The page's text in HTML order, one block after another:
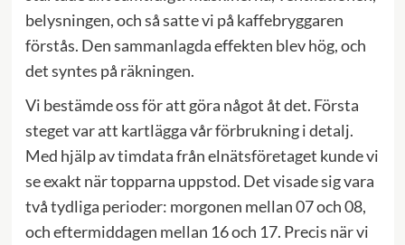
belysningen, och så satte vi på kaffebryggaren
förstås. Den sammanlagda effekten blev hög, och
det syntes på räkningen.
Vi bestämde oss för att göra något åt det. Första
steget var att kartlägga vår förbrukning i detalj.
Med hjälp av timdata från elnätsföretaget kunde vi
se exakt när topparna uppstod. Det visade sig vara
två tydliga perioder: morgonen mellan 07 och 08,
och eftermiddagen mellan 16 och 17. Precis när vi